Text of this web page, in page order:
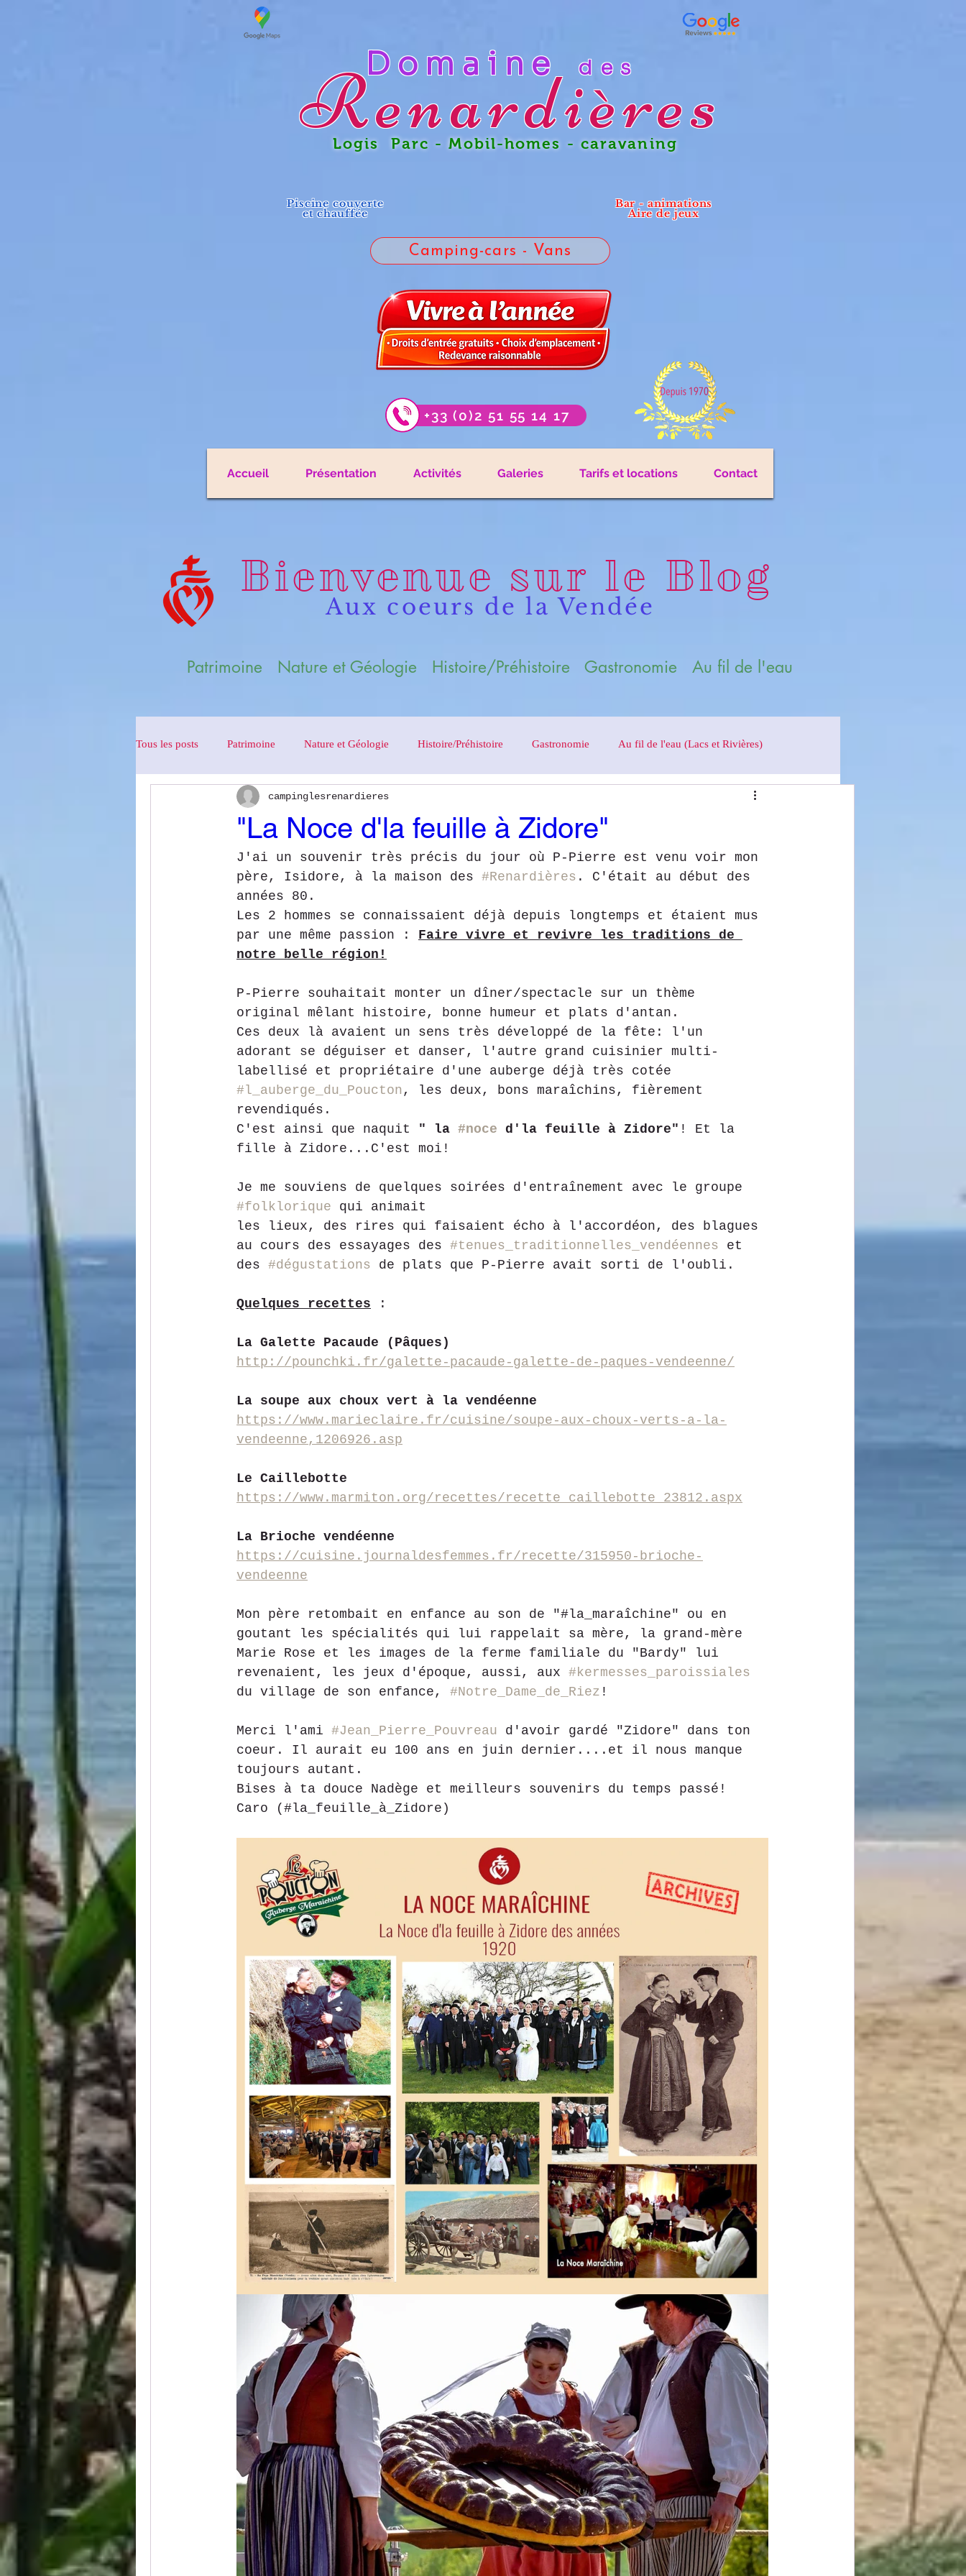
Domaine des
Renardières
Logis Parc - Mobil-homes - caravaning
Piscine couverte
et chauffée
Bar - animations
Aire de jeux
Camping-cars - Vans
+33 (0)2 51 55 14 17
Accueil Présentation Activités Galeries Tarifs et locations Contact
Bienvenue sur le Blog
Aux coeurs de la Vendée
Patrimoine Nature et Géologie Histoire/Préhistoire Gastronomie Au fil de l'eau
Tous les posts Patrimoine Nature et Géologie Histoire/Préhistoire Gastronomie Au fil de l'eau (Lacs et Rivières)
"La Noce d'la feuille à Zidore"
campinglesrenardieres
J'ai un souvenir très précis du jour où P-Pierre est venu voir mon
père, Isidore, à la maison des #Renardières . C'était au début des
années 80.
Les 2 hommes se connaissaient déjà depuis longtemps et étaient mus
par une même passion : Faire vivre et revivre les traditions de
notre belle région!
P-Pierre souhaitait monter un dîner/spectacle sur un thème
original mêlant histoire, bonne humeur et plats d'antan.
Ces deux là avaient un sens très développé de la fête: l'un
adorant se déguiser et danser, l'autre grand cuisinier multi-
labellisé et propriétaire d'une auberge déjà très cotée
#l_auberge_du_Poucton , les deux, bons maraîchins, fièrement
revendiqués.
C'est ainsi que naquit " la #noce d'la feuille à Zidore" ! Et la
fille à Zidore...C'est moi!
Je me souviens de quelques soirées d'entraînement avec le groupe
#folklorique qui animait
les lieux, des rires qui faisaient écho à l'accordéon, des blagues
au cours des essayages des #tenues_traditionnelles_vendéennes et
des #dégustations de plats que P-Pierre avait sorti de l'oubli.
Quelques recettes :
La Galette Pacaude (Pâques)
http://pounchki.fr/galette-pacaude-galette-de-paques-vendeenne/
La soupe aux choux vert à la vendéenne
https://www.marieclaire.fr/cuisine/soupe-aux-choux-verts-a-la-
vendeenne,1206926.asp
Le Caillebotte
https://www.marmiton.org/recettes/recette_caillebotte_23812.aspx
La Brioche vendéenne
https://cuisine.journaldesfemmes.fr/recette/315950-brioche-
vendeenne
Mon père retombait en enfance au son de "#la_maraîchine" ou en
goutant les spécialités qui lui rappelait sa mère, la grand-mère
Marie Rose et les images de la ferme familiale du "Bardy" lui
revenaient, les jeux d'époque, aussi, aux #kermesses_paroissiales
du village de son enfance, #Notre_Dame_de_Riez !
Merci l'ami #Jean_Pierre_Pouvreau d'avoir gardé "Zidore" dans ton
coeur. Il aurait eu 100 ans en juin dernier....et il nous manque
toujours autant.
Bises à ta douce Nadège et meilleurs souvenirs du temps passé!
Caro (#la_feuille_à_Zidore)